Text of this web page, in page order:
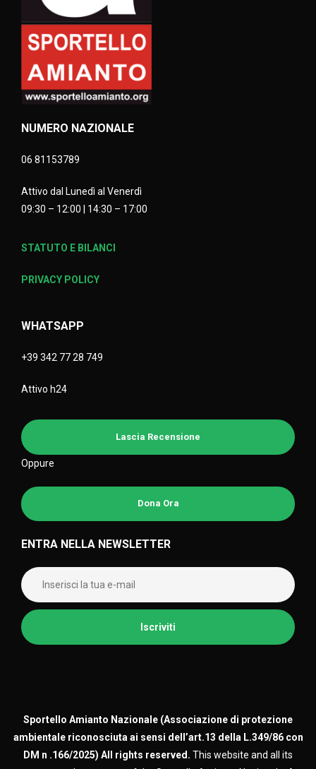
NUMERO NAZIONALE
06 81153789
Attivo dal Lunedì al Venerdì
09:30 – 12:00 | 14:30 – 17:00
STATUTO E BILANCI
PRIVACY POLICY
WHATSAPP
+39 342 77 28 749
Attivo h24
Lascia Recensione
Oppure
Dona Ora
ENTRA NELLA NEWSLETTER
Sportello Amianto Nazionale (Associazione di protezione
ambientale riconosciuta ai sensi dell’art.13 della L.349/86 con
DM n .166/2025) All rights reserved. This website and all its